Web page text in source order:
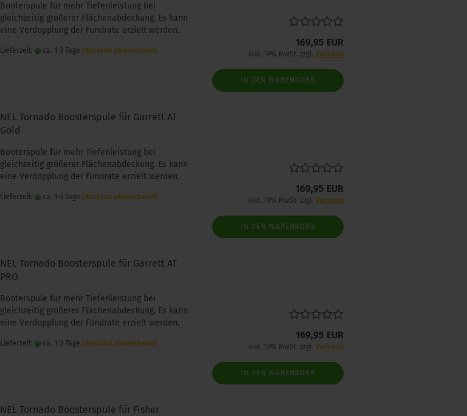
Booterspule für mehr Tiefenleistung bei
gleichzeitig größerer Flächenabdeckung. Es kann
eine Verdopplung der Fundrate erzielt werden.
Lieferzeit: ca. 1-3 Tage (Ausland abweichend)
169,95 EUR
inkl. 19% MwSt. zzgl. Versand
IN DEN WARENKORB
NEL Tornado Boosterspule für Garrett AT
Gold
Booterspule für mehr Tiefenleistung bei
gleichzeitig größerer Flächenabdeckung. Es kann
eine Verdopplung der Fundrate erzielt werden.
Lieferzeit: ca. 1-3 Tage (Ausland abweichend)
169,95 EUR
inkl. 19% MwSt. zzgl. Versand
IN DEN WARENKORB
NEL Tornado Boosterspule für Garrett AT
PRO
Booterspule für mehr Tiefenleistung bei
gleichzeitig größerer Flächenabdeckung. Es kann
eine Verdopplung der Fundrate erzielt werden.
Lieferzeit: ca. 1-3 Tage (Ausland abweichend)
169,95 EUR
inkl. 19% MwSt. zzgl. Versand
IN DEN WARENKORB
NEL Tornado Boosterspule für Fisher